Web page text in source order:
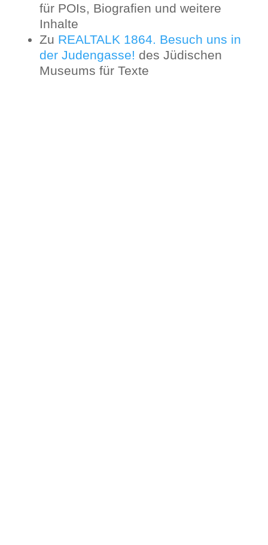
für POIs, Biografien und weitere
Inhalte
Zu REALTALK 1864. Besuch uns in
der Judengasse! des Jüdischen
Museums für Texte